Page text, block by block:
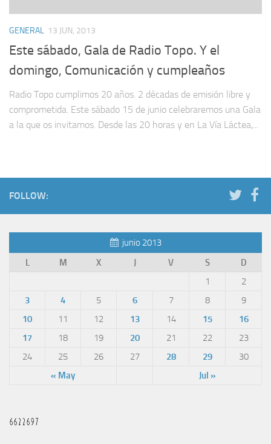
GENERAL 13 JUN, 2013
Este sábado, Gala de Radio Topo. Y el
domingo, Comunicación y cumpleaños
Radio Topo cumplimos 20 años. 2 décadas de emisión libre y
comprometida. Este sábado 15 de junio celebraremos una Gala
a la que os invitamos. Desde las 20 horas y en La Vía Láctea,...
FOLLOW:
junio 2013
L
M X J V S D
« May Jul »
1
2
3
4 5 6 7 8
9
10
11 12 13 14 15
16
17
18 19 20 21 22
23
24
25 26 27 28 29 30